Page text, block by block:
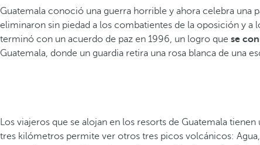
Guatemala conoció una guerra horrible y ahora celebra una
eliminaron sin piedad a los combatientes de la oposición y a
terminó con un acuerdo de paz en 1996, un logro que se
Guatemala, donde un guardia retira una rosa blanca de una
Los viajeros que se alojan en los resorts de Guatemala
tres kilómetros permite ver otros tres picos volcánicos: